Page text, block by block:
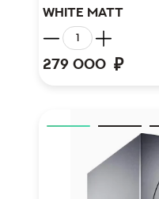
white matt
279 000 ₽